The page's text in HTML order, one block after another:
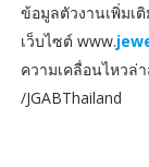
ข้อมูลตัวงานเพิ่มเ
เว็บไซต์ www.
ความเคลื่อนไหวล่
/JGABThailand